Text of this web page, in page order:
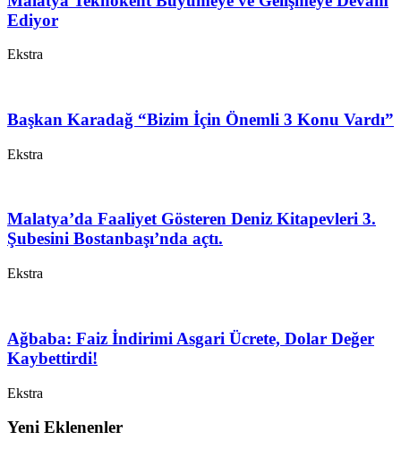
Ediyor
Ekstra
Başkan Karadağ “Bizim İçin Önemli 3 Konu Vardı”
Ekstra
Malatya’da Faaliyet Gösteren Deniz Kitapevleri 3.
Şubesini Bostanbaşı’nda açtı.
Ekstra
Ağbaba: Faiz İndirimi Asgari Ücrete, Dolar Değer
Kaybettirdi!
Ekstra
Yeni Eklenenler